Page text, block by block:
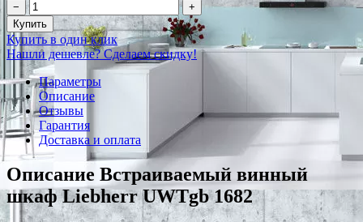
−
+
Купить
Купить в один клик
Нашли дешевле? Сделаем скидку!
Параметры
Описание
Отзывы
Гарантия
Доставка и оплата
Описание Встраиваемый винный
шкаф Liebherr UWTgb 1682